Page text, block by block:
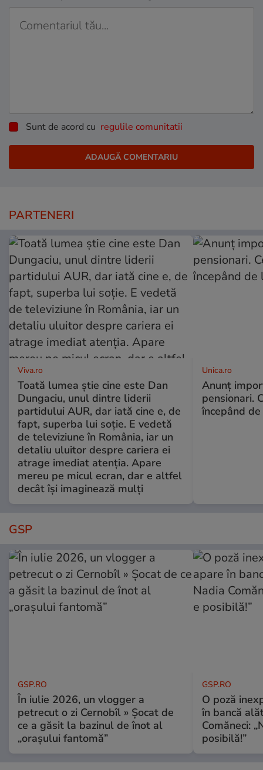
Sunt de acord cu regulile comunitatii
PARTENERI
Viva.ro
Toată lumea știe cine este Dan
Dungaciu, unul dintre liderii
partidului AUR, dar iată cine e, de
fapt, superba lui soție. E vedetă
de televiziune în România, iar un
detaliu uluitor despre cariera ei
atrage imediat atenția. Apare
mereu pe micul ecran, dar e altfel
decât își imaginează mulți
Unica.ro
Anunț
pensionari.
începând
GSP
GSP.RO
În iulie 2026, un vlogger a
petrecut o zi Cernobîl » Șocat de
ce a găsit la bazinul de înot al
„orașului fantomă”
GSP.RO
O poză
în bancă
Comăneci:
posibilă!”